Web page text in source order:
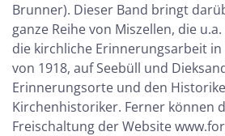
Brunner). Dieser Band bringt
ganze Reihe von Miszellen, die
die kirchliche Erinnerungsarbeit
von 1918, auf Seebüll und
Erinnerungsorte und den
Kirchenhistoriker. Ferner können
Freischaltung der Website